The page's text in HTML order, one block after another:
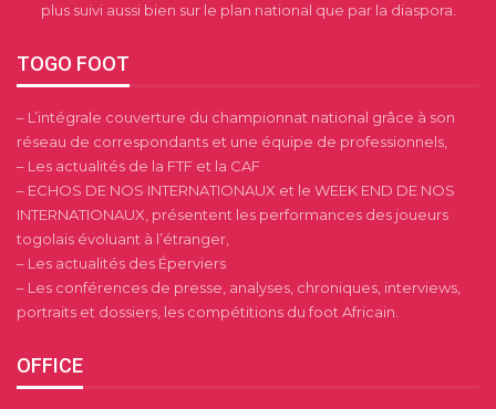
plus suivi aussi bien sur le plan national que par la diaspora.
TOGO FOOT
– L’intégrale couverture du championnat national grâce à son
réseau de correspondants et une équipe de professionnels,
– Les actualités de la FTF et la CAF
– ECHOS DE NOS INTERNATIONAUX et le WEEK END DE NOS
INTERNATIONAUX, présentent les performances des joueurs
togolais évoluant à l’étranger,
– Les actualités des Éperviers
– Les conférences de presse, analyses, chroniques, interviews,
portraits et dossiers, les compétitions du foot Africain.
OFFICE